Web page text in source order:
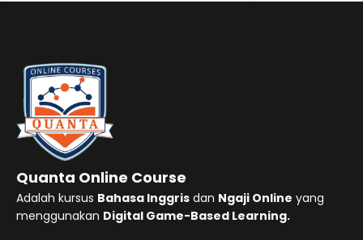
Quanta Online Course
Adalah kursus Bahasa Inggris dan Ngaji Online yang
menggunakan Digital Game-Based Learning.